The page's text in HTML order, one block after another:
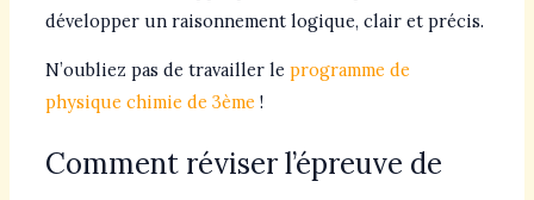
développer un raisonnement logique, clair et précis.
N’oubliez pas de travailler le programme de
physique chimie de 3ème !
Comment réviser l’épreuve de